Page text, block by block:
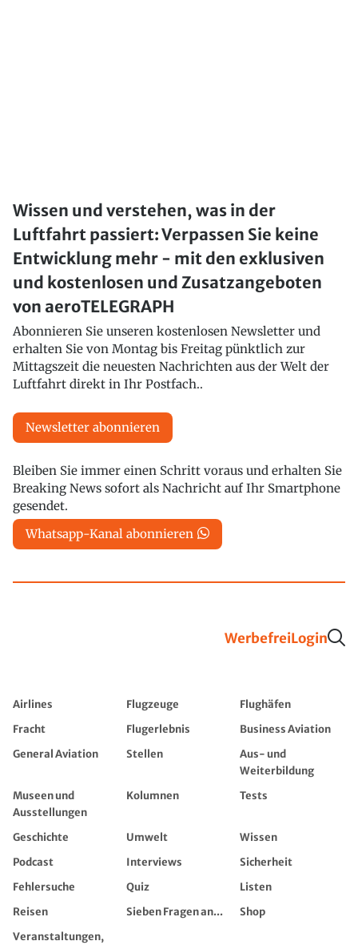
Wissen und verstehen, was in der
Luftfahrt passiert: Verpassen Sie keine
Entwicklung mehr - mit den exklusiven
und kostenlosen und Zusatzangeboten
von aeroTELEGRAPH
Abonnieren Sie unseren kostenlosen Newsletter und
erhalten Sie von Montag bis Freitag pünktlich zur
Mittagszeit die neuesten Nachrichten aus der Welt der
Luftfahrt direkt in Ihr Postfach..
Newsletter abonnieren
Bleiben Sie immer einen Schritt voraus und erhalten Sie
Breaking News sofort als Nachricht auf Ihr Smartphone
gesendet.
Whatsapp-Kanal abonnieren
WerbefreiLogin
Airlines Flugzeuge
Flughäfen
Fracht
Flugerlebnis
Business Aviation
General Aviation
Stellen
Aus- und
Weiterbildung
Museen und
Ausstellungen
Kolumnen Tests
Geschichte Umwelt
Wissen
Podcast
Interviews
Sicherheit
Fehlersuche
Quiz
Listen
Reisen
Sieben Fragen an...
Shop
Veranstaltungen,